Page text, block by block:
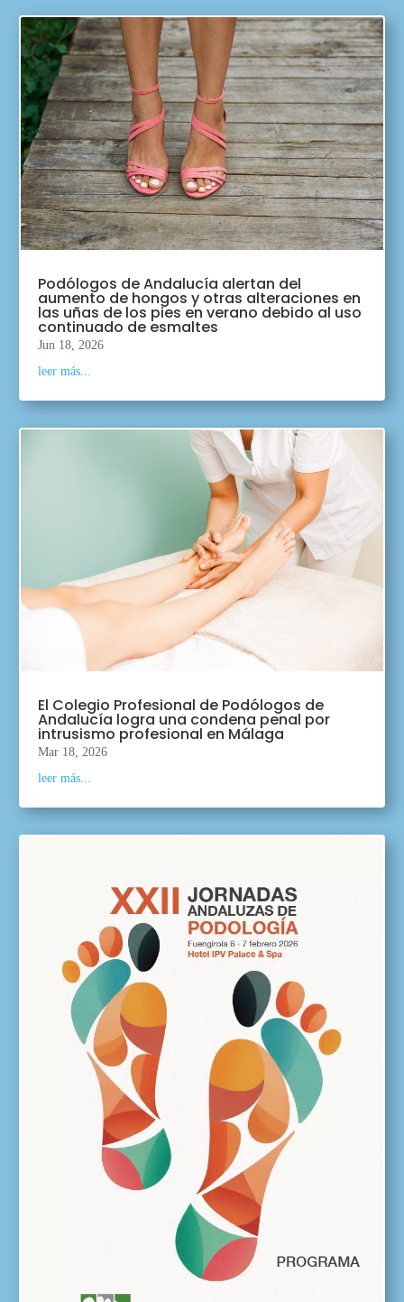
Podólogos de Andalucía alertan del
aumento de hongos y otras alteraciones en
las uñas de los pies en verano debido al uso
continuado de esmaltes
Jun 18, 2026
leer más...
El Colegio Profesional de Podólogos de
Andalucía logra una condena penal por
intrusismo profesional en Málaga
Mar 18, 2026
leer más...